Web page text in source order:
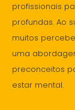
profissionais
profundas. Ao
muitos
uma
preconceitos
estar mental.